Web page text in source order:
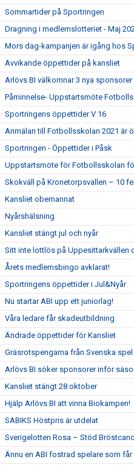
Sommartider på Sportringen
Dragning i medlemslotteriet - Maj
Mors dag-kampanjen är igång hos
Avvikande öppettider på kansliet
Arlövs BI välkomnar 3 nya sponsorer
Påminnelse- Uppstartsmöte
Sportringens öppettider V 16
Anmälan till Fotbollsskolan 2021 är
Sportringen - Öppettider i Påsk
Uppstartsmöte för Fotbollsskolan
Skokväll på Kronetorpsvallen – 10
Kansliet obemannat
Nyårshälsning
Kansliet stängt jul och nyår
Sitt inte lottlös på Uppesittarkvällen
Årets medlemsbingo avklarat!
Sportringens öppettider i Jul&Nyår
Nu startar ABI upp ett juniorlag!
Våra ledare får skadeutbildning
Ändrade öppettider för Kansliet
Gräsrotspengarna från Svenska
Arlövs BI söker sponsorer inför
Kansliet stängt 28 oktober
Hjälp Arlövs BI att vinna Biokampen!
SABIKS Höstpris är utdelat
Sverigelotten Rosa – Stöd
Ännu en ABI fostrad spelare som